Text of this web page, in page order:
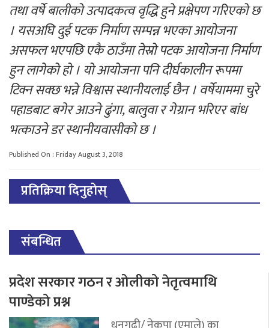
तथा वर्षे बालीको उत्पादकत्व वृद्धि हुने प्रक्षेपण गरिएको छ
। यसअघि दुई पटक निर्माण सम्पन्न भएका आयोजना
असफल भएपछि एकै ठाउँमा तेस्रो पटक आयोजना निर्माण
हुन लागेको हो । यो आयोजना पनि दीर्घकालीन रूपमा
टिक्न सक्छ भन्ने विश्वास स्थानीयलाई छैन । वर्षेयाममा चुरे
पहाडबाट बगेर आउने ढुंगा, बालुवा र गेग्रान भरिएर बांध
भत्काउने डर स्थानीयवासीको छ ।
Published On : Friday August 3, 2018
प्रतिक्रिया दिनुहोस्
संबन्धित
प्रदेश सरकार गठन र ओलीको नेतृत्वमाथि
पाण्डेको प्रश्न